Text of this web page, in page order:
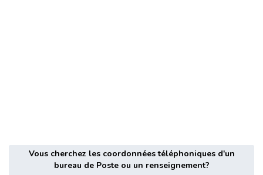
Vous cherchez les coordonnées téléphoniques d'un
bureau de Poste ou un renseignement?